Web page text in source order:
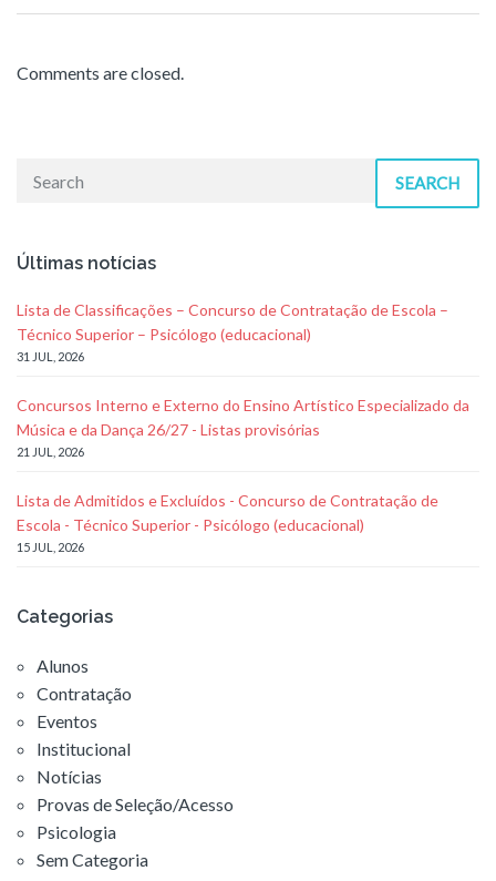
Comments are closed.
SEARCH
Últimas notícias
Lista de Classificações – Concurso de Contratação de Escola –
Técnico Superior – Psicólogo (educacional)
31 JUL, 2026
Concursos Interno e Externo do Ensino Artístico Especializado da
Música e da Dança 26/27 - Listas provisórias
21 JUL, 2026
Lista de Admitidos e Excluídos - Concurso de Contratação de
Escola - Técnico Superior - Psicólogo (educacional)
15 JUL, 2026
Categorias
Alunos
Contratação
Eventos
Institucional
Notícias
Provas de Seleção/Acesso
Psicologia
Sem Categoria